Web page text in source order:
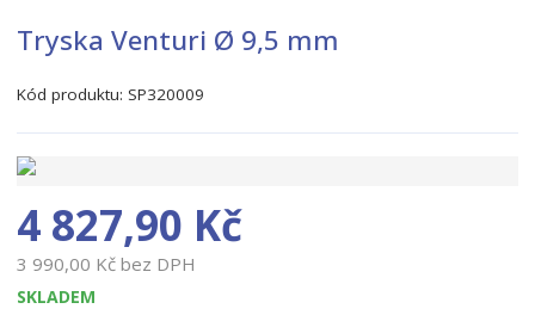
t
a
Tryska Venturi Ø 9,5 mm
Kód produktu: SP320009
4 827,90 Kč
3 990,00 Kč bez DPH
SKLADEM